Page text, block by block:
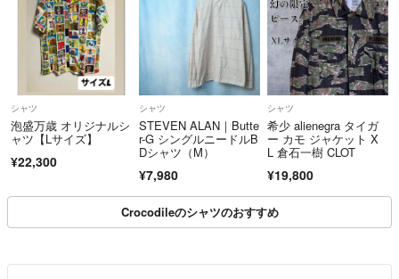
シャツ
泡盛万歳 オリジナルシ
ャツ【Lサイズ】
¥22,300
シャツ
STEVEN ALAN｜Butte
r-G シングルニードルB
Dシャツ（M）
¥7,980
シャツ
希少 alienegra タイガ
ー カモ ジャケット X
L 倉石一樹 CLOT
¥19,800
Crocodileのシャツのおすすめ